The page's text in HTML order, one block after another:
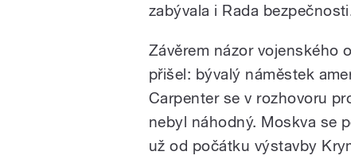
zabývala i Rada
Závěrem názor vojenského
přišel: bývalý náměstek
Carpenter se v rozhovoru
nebyl náhodný. Moskva se
už od počátku výstavby